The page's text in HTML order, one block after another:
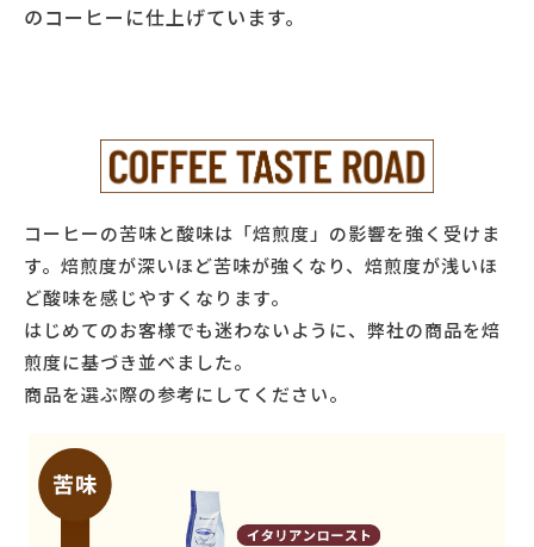
のコーヒーに仕上げています。
コーヒーの苦味と酸味は「焙煎度」の影響を強く受けま
す。焙煎度が深いほど苦味が強くなり、焙煎度が浅いほ
ど酸味を感じやすくなります。
はじめてのお客様でも迷わないように、弊社の商品を焙
煎度に基づき並べました。
商品を選ぶ際の参考にしてください。